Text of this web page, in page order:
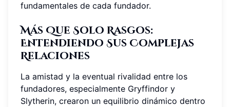
fundamentales de cada fundador.
Más Que Solo Rasgos:
Entendiendo Sus Complejas
Relaciones
La amistad y la eventual rivalidad entre los
fundadores, especialmente Gryffindor y
Slytherin, crearon un equilibrio dinámico dentro